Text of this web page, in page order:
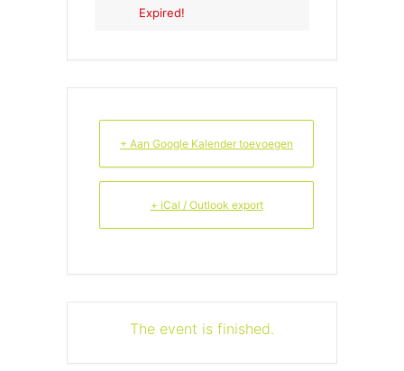
Expired!
+ Aan Google Kalender toevoegen
+ iCal / Outlook export
The event is finished.